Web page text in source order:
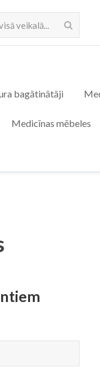
Meklēt
bagātinātāji
Medicīnas mēbeles